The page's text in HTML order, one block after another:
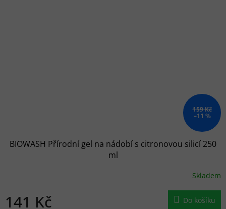
159 Kč
–11 %
BIOWASH Přírodní gel na nádobí s citronovou silicí 250
ml
Skladem
141 Kč Do košíku